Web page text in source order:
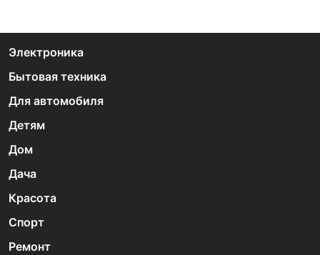
Электроника
Бытовая техника
Для автомобиля
Детям
Дом
Дача
Красота
Спорт
Ремонт